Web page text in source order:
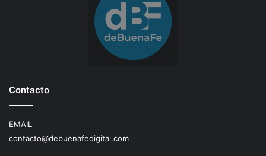
Contacto
EMAIL
contacto@debuenafedigital.com